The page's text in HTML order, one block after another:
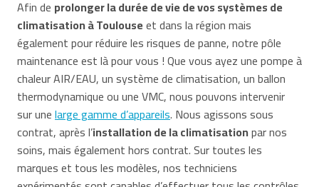
Afin de prolonger la durée de vie de vos systèmes de
climatisation à Toulouseet dans la région mais
également pour réduire les risques de panne, notre pôle
maintenance est là pour vous ! Que vous ayez une pompe à
chaleur AIR/EAU, un système de climatisation, un ballon
thermodynamique ou une VMC, nous pouvons intervenir
sur unelarge gamme d’appareils. Nous agissons sous
contrat, après l’installation de la climatisationpar nos
soins, mais également hors contrat. Sur toutes les
marques et tous les modèles, nos techniciens